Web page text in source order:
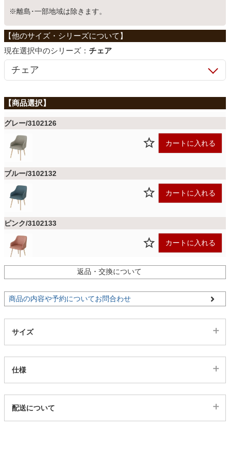
ホームオフィス
こたつ
寝具
カーテン
キッチン用品
家電・照明器具
インテリア雑貨
※離島･一部地域は除きます。
シリーズ： チェア
グレー/3102126
カートに入れる
ブルー/3102132
カートに入れる
ピンク/3102133
カートに入れる
返品・交換について
商品の内容や予約についてお問合わせ
サイズ
仕様
3102126
配送について